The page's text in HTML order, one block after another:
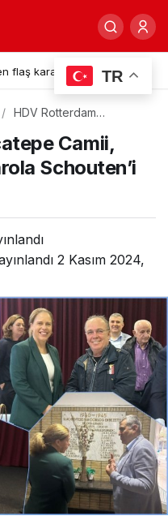
flaş karar: İşsizlik maaşını
taşıma süresi iki
çıkıyor
HDV Rotterdam
Belediye Başkanı Carola
Schouten’i ağırladı
Camii,
Schouten’i
2 Kasım 2024,
0 Paylaş
TR